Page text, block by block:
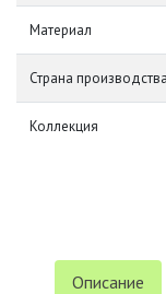
Материал
Страна производства
Коллекция
Описание